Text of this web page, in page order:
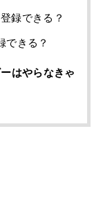
録できる？
できる？
はやらなきゃ